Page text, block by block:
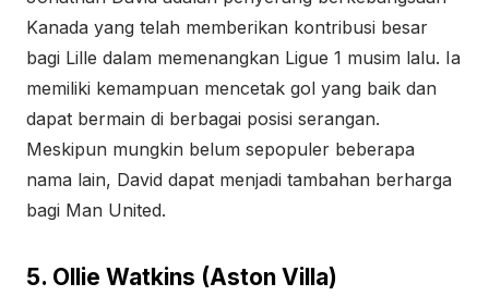
Kanada yang telah memberikan kontribusi besar
bagi Lille dalam memenangkan Ligue 1 musim lalu. Ia
memiliki kemampuan mencetak gol yang baik dan
dapat bermain di berbagai posisi serangan.
Meskipun mungkin belum sepopuler beberapa
nama lain, David dapat menjadi tambahan berharga
bagi Man United.
5. Ollie Watkins (Aston Villa)